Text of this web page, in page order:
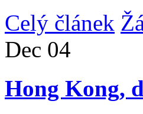
Celý článek
Dec 04
Hong Kong,